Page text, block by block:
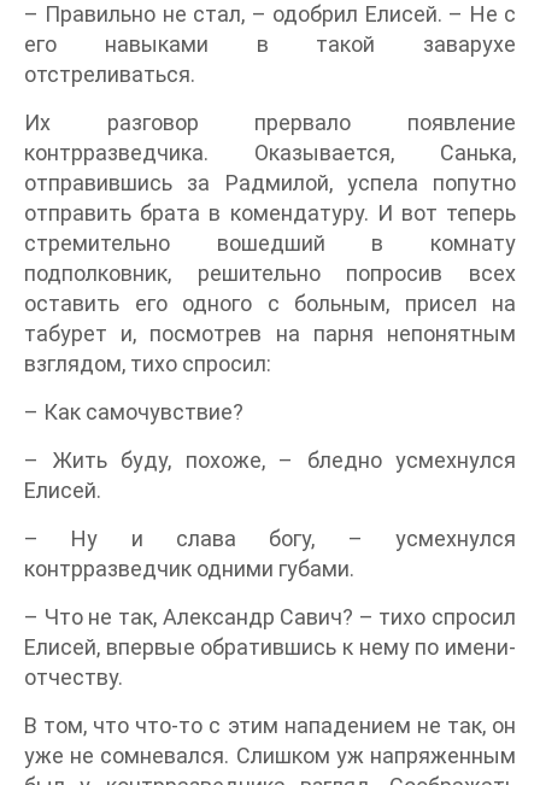
– Правильно не стал, – одобрил Елисей. – Не с
его навыками в такой заварухе
отстреливаться.
Их разговор прервало появление
контрразведчика. Оказывается, Санька,
отправившись за Радмилой, успела попутно
отправить брата в комендатуру. И вот теперь
стремительно вошедший в комнату
подполковник, решительно попросив всех
оставить его одного с больным, присел на
табурет и, посмотрев на парня непонятным
взглядом, тихо спросил:
– Как самочувствие?
– Жить буду, похоже, – бледно усмехнулся
Елисей.
– Ну и слава богу, – усмехнулся
контрразведчик одними губами.
– Что не так, Александр Савич? – тихо спросил
Елисей, впервые обратившись к нему по имени-
отчеству.
В том, что что-то с этим нападением не так, он
уже не сомневался. Слишком уж напряженным